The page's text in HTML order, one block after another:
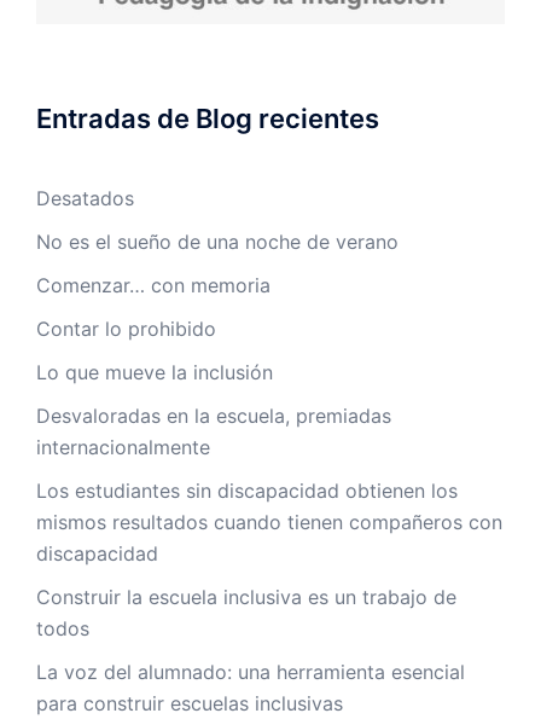
Entradas de Blog recientes
Desatados
No es el sueño de una noche de verano
Comenzar… con memoria
Contar lo prohibido
Lo que mueve la inclusión
Desvaloradas en la escuela, premiadas
internacionalmente
Los estudiantes sin discapacidad obtienen los
mismos resultados cuando tienen compañeros con
discapacidad
Construir la escuela inclusiva es un trabajo de
todos
La voz del alumnado: una herramienta esencial
para construir escuelas inclusivas